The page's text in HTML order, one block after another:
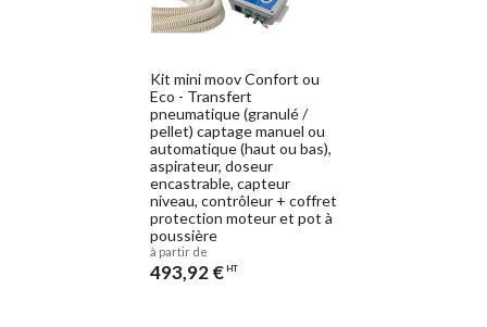
Kit mini moov Confort ou
Eco - Transfert
pneumatique (granulé /
pellet) captage manuel ou
automatique (haut ou bas),
aspirateur, doseur
encastrable, capteur
niveau, contrôleur + coffret
protection moteur et pot à
poussière
à partir de
493,92 € HT